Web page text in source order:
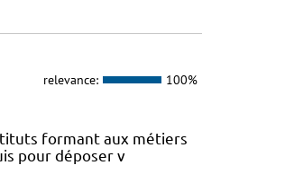
relevance: 100%
formant aux métiers
pour déposer v